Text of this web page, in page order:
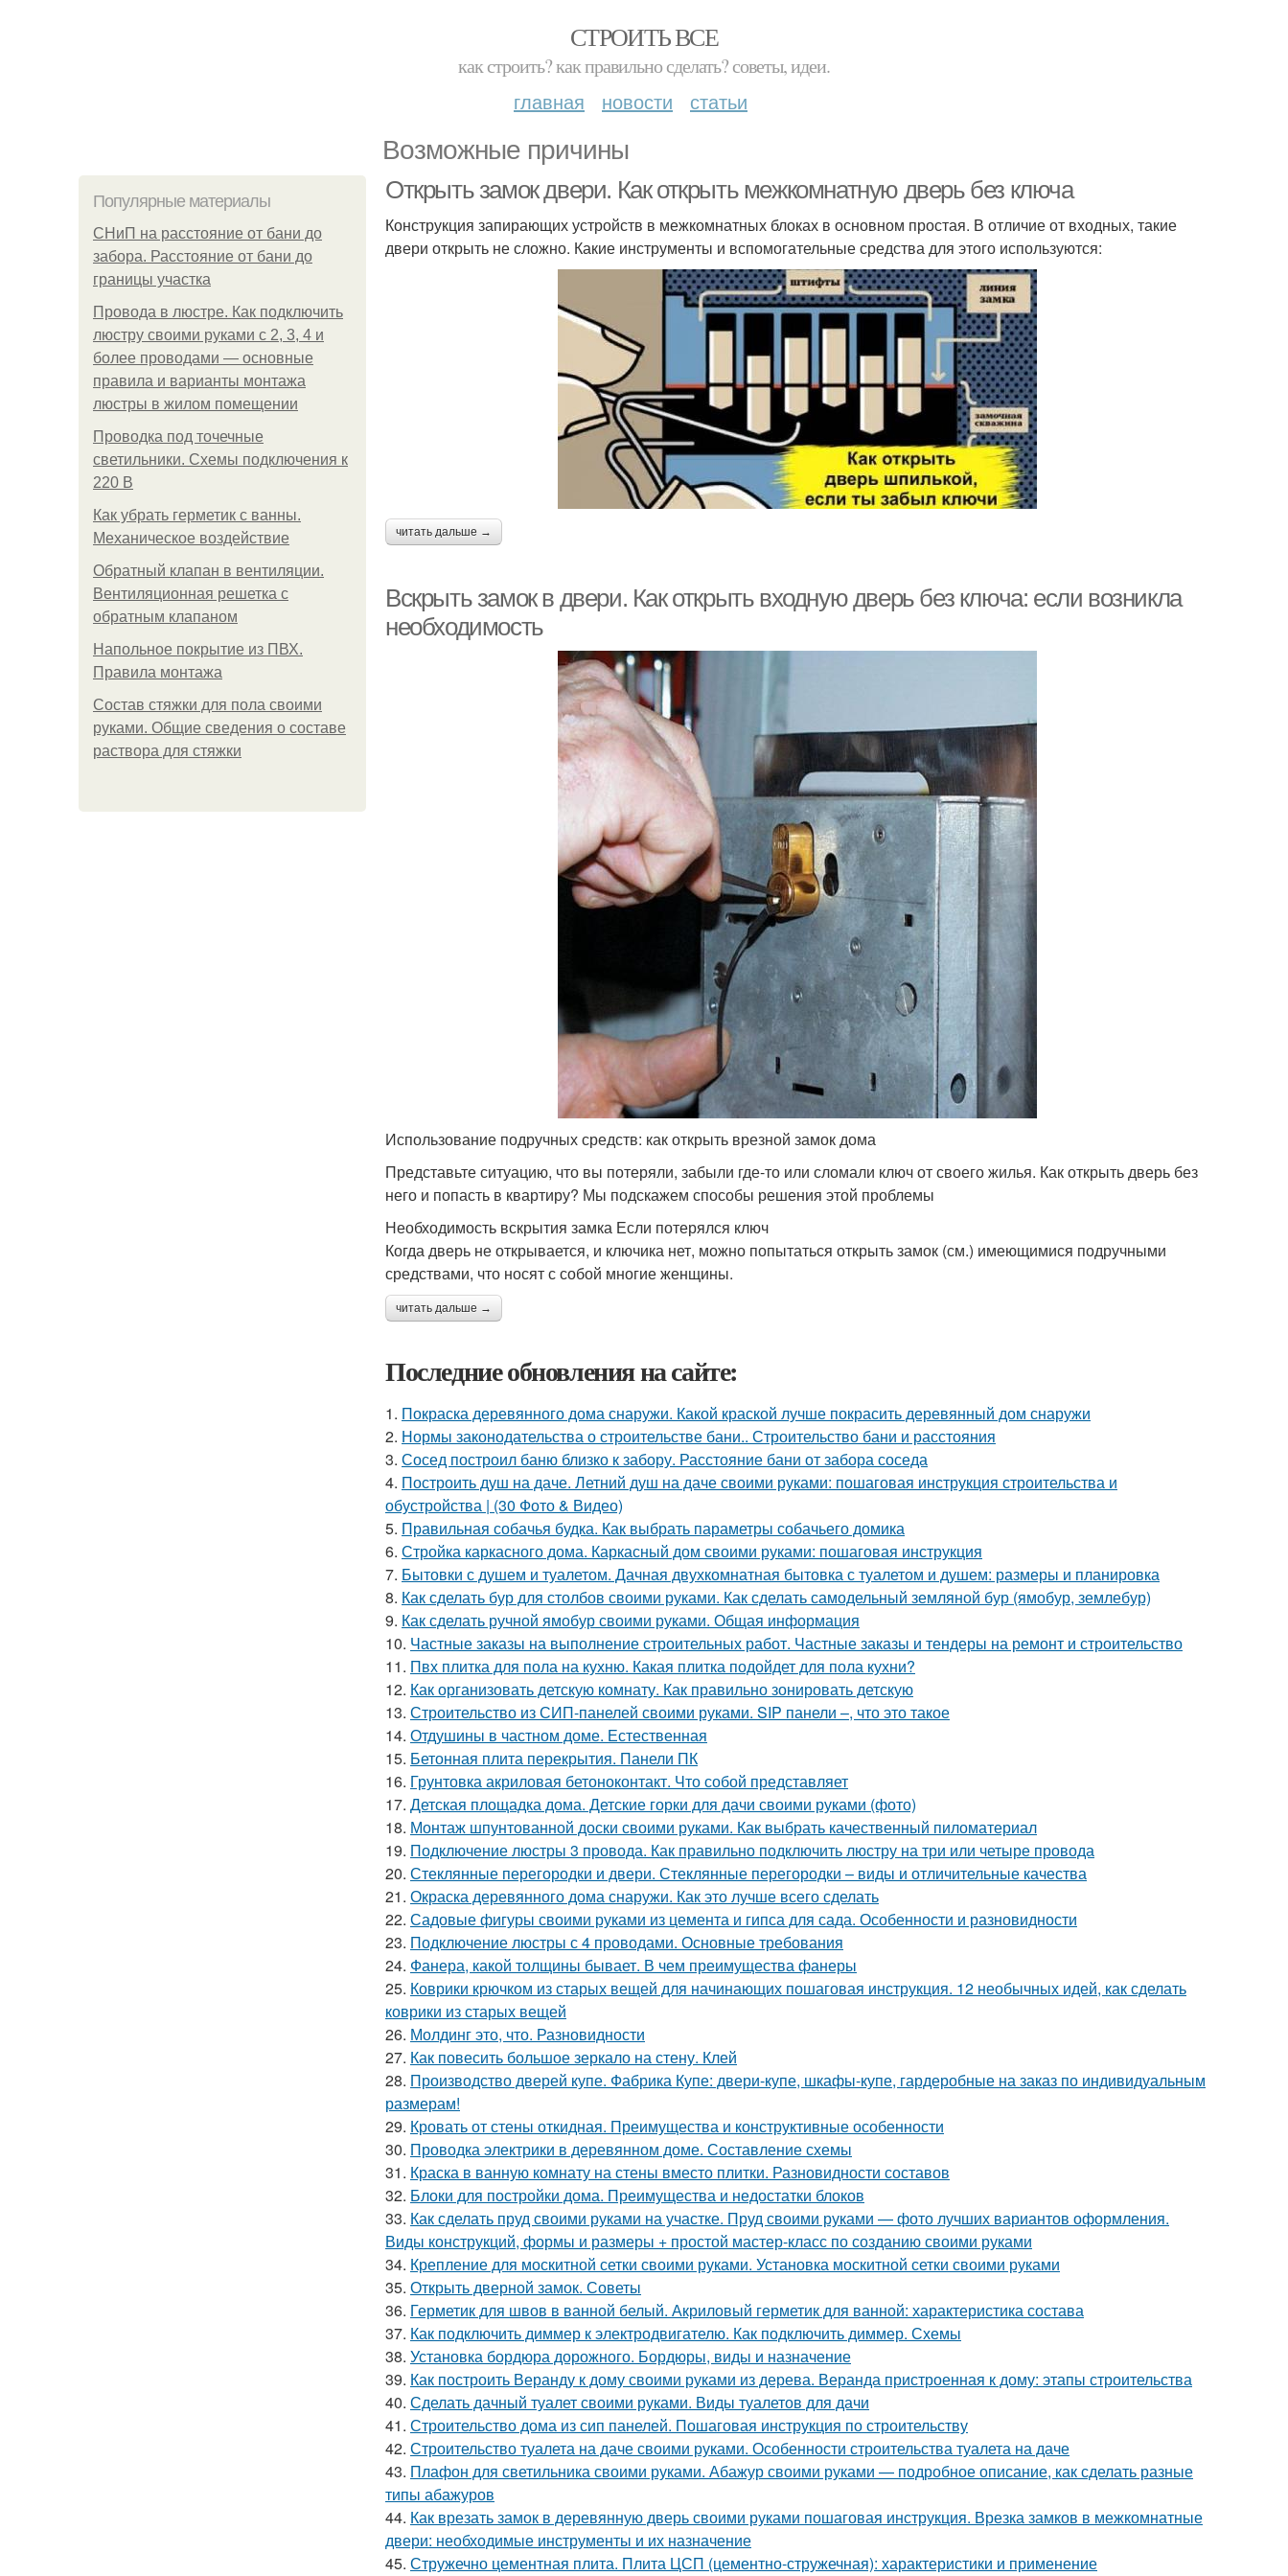
СТРОИТЬ ВСЕ
как строить? как правильно сделать? советы, идеи.
главная новости статьи
Возможные причины
Популярные материалы
СНиП на расстояние от бани до
забора. Расстояние от бани до
границы участка
Провода в люстре. Как подключить
люстру своими руками с 2, 3, 4 и
более проводами — основные
правила и варианты монтажа
люстры в жилом помещении
Проводка под точечные
светильники. Схемы подключения к
220 В
Как убрать герметик с ванны.
Механическое воздействие
Обратный клапан в вентиляции.
Вентиляционная решетка с
обратным клапаном
Напольное покрытие из ПВХ.
Правила монтажа
Состав стяжки для пола своими
руками. Общие сведения о составе
раствора для стяжки
Открыть замок двери. Как открыть межкомнатную дверь без ключа
Конструкция запирающих устройств в межкомнатных блоках в основном простая. В отличие от входных, такие
двери открыть не сложно. Какие инструменты и вспомогательные средства для этого используются:
читать дальше →
Вскрыть замок в двери. Как открыть входную дверь без ключа: если возникла
необходимость
Использование подручных средств: как открыть врезной замок дома
Представьте ситуацию, что вы потеряли, забыли где-то или сломали ключ от своего жилья. Как открыть дверь без
него и попасть в квартиру? Мы подскажем способы решения этой проблемы
Необходимость вскрытия замка Если потерялся ключ
Когда дверь не открывается, и ключика нет, можно попытаться открыть замок (см.) имеющимися подручными
средствами, что носят с собой многие женщины.
читать дальше →
Последние обновления на сайте:
1. Покраска деревянного дома снаружи. Какой краской лучше покрасить деревянный дом снаружи
2. Нормы законодательства о строительстве бани.. Строительство бани и расстояния
3. Сосед построил баню близко к забору. Расстояние бани от забора соседа
4. Построить душ на даче. Летний душ на даче своими руками: пошаговая инструкция строительства и
обустройства | (30 Фото & Видео)
5. Правильная собачья будка. Как выбрать параметры собачьего домика
6. Стройка каркасного дома. Каркасный дом своими руками: пошаговая инструкция
7. Бытовки с душем и туалетом. Дачная двухкомнатная бытовка с туалетом и душем: размеры и планировка
8. Как сделать бур для столбов своими руками. Как сделать самодельный земляной бур (ямобур, землебур)
9. Как сделать ручной ямобур своими руками. Общая информация
10. Частные заказы на выполнение строительных работ. Частные заказы и тендеры на ремонт и строительство
11. Пвх плитка для пола на кухню. Какая плитка подойдет для пола кухни?
12. Как организовать детскую комнату. Как правильно зонировать детскую
13. Строительство из СИП-панелей своими руками. SIP панели –, что это такое
14. Отдушины в частном доме. Естественная
15. Бетонная плита перекрытия. Панели ПК
16. Грунтовка акриловая бетоноконтакт. Что собой представляет
17. Детская площадка дома. Детские горки для дачи своими руками (фото)
18. Монтаж шпунтованной доски своими руками. Как выбрать качественный пиломатериал
19. Подключение люстры 3 провода. Как правильно подключить люстру на три или четыре провода
20. Стеклянные перегородки и двери. Стеклянные перегородки – виды и отличительные качества
21. Окраска деревянного дома снаружи. Как это лучше всего сделать
22. Садовые фигуры своими руками из цемента и гипса для сада. Особенности и разновидности
23. Подключение люстры с 4 проводами. Основные требования
24. Фанера, какой толщины бывает. В чем преимущества фанеры
25. Коврики крючком из старых вещей для начинающих пошаговая инструкция. 12 необычных идей, как сделать
коврики из старых вещей
26. Молдинг это, что. Разновидности
27. Как повесить большое зеркало на стену. Клей
28. Производство дверей купе. Фабрика Купе: двери-купе, шкафы-купе, гардеробные на заказ по индивидуальным
размерам!
29. Кровать от стены откидная. Преимущества и конструктивные особенности
30. Проводка электрики в деревянном доме. Составление схемы
31. Краска в ванную комнату на стены вместо плитки. Разновидности составов
32. Блоки для постройки дома. Преимущества и недостатки блоков
33. Как сделать пруд своими руками на участке. Пруд своими руками — фото лучших вариантов оформления.
Виды конструкций, формы и размеры + простой мастер-класс по созданию своими руками
34. Крепление для москитной сетки своими руками. Установка москитной сетки своими руками
35. Открыть дверной замок. Советы
36. Герметик для швов в ванной белый. Акриловый герметик для ванной: характеристика состава
37. Как подключить диммер к электродвигателю. Как подключить диммер. Схемы
38. Установка бордюра дорожного. Бордюры, виды и назначение
39. Как построить Веранду к дому своими руками из дерева. Веранда пристроенная к дому: этапы строительства
40. Сделать дачный туалет своими руками. Виды туалетов для дачи
41. Строительство дома из сип панелей. Пошаговая инструкция по строительству
42. Строительство туалета на даче своими руками. Особенности строительства туалета на даче
43. Плафон для светильника своими руками. Абажур своими руками — подробное описание, как сделать разные
типы абажуров
44. Как врезать замок в деревянную дверь своими руками пошаговая инструкция. Врезка замков в межкомнатные
двери: необходимые инструменты и их назначение
45. Стружечно цементная плита. Плита ЦСП (цементно-стружечная): характеристики и применение